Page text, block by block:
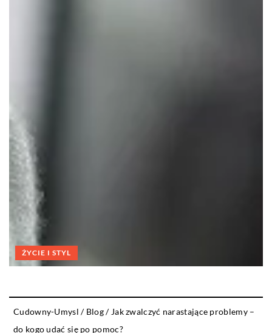
ŻYCIE I STYL
Cudowny-Umysl / Blog/ Jak zwalczyć narastające problemy –
do kogo udać się po pomoc?